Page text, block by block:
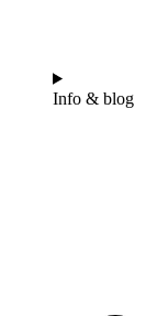
Info & blog